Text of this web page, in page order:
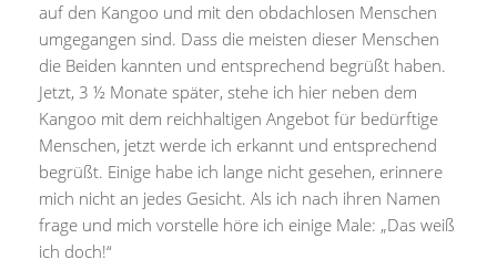
auf den Kangoo und mit den obdachlosen Menschen
umgegangen sind. Dass die meisten dieser Menschen
die Beiden kannten und entsprechend begrüßt haben.
Jetzt, 3 ½ Monate später, stehe ich hier neben dem
Kangoo mit dem reichhaltigen Angebot für bedürftige
Menschen, jetzt werde ich erkannt und entsprechend
begrüßt. Einige habe ich lange nicht gesehen, erinnere
mich nicht an jedes Gesicht. Als ich nach ihren Namen
frage und mich vorstelle höre ich einige Male: „Das weiß
ich doch!“